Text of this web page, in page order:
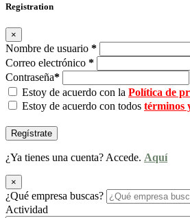
Registration
×
Nombre de usuario *
Correo electrónico *
Contraseña*
Estoy de acuerdo con la Política de
Estoy de acuerdo con todos términos
Regístrate
¿Ya tienes una cuenta? Accede. Aquí
×
¿Qué empresa buscas?
Actividad